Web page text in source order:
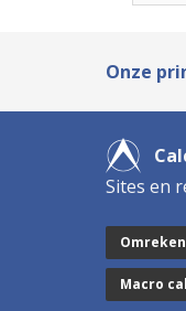
Onze
Sites en
Macro